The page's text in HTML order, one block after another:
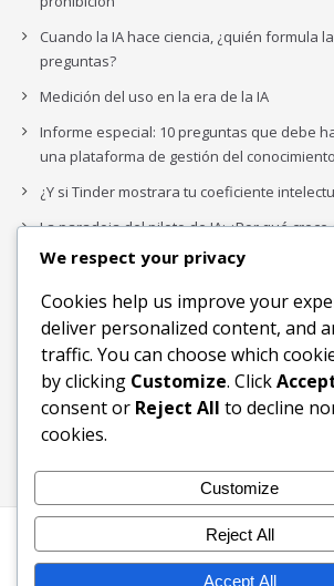
Cuando la IA hace ciencia, ¿quién formula
preguntas?
Medición del uso en la era de la IA
Informe especial: 10 preguntas que debe
una plataforma de gestión del conocimiento
¿Y si Tinder mostrara tu coeficiente
La paradoja del piloto de IA: ¿Por qué
complejidad de la IA empresarial?
Los organigramas de marketing se
IA acaba de dejarlos obsoletos.
Buscar
Buscar
Inicio Blog
Bloques
Contactos
We respect your privacy
Cookies help us improve your
deliver personalized content, and
traffic. You can choose which
by clicking Customize. Click
consent or Reject All to decline
cookies.
Customize
Reject All
Accept All